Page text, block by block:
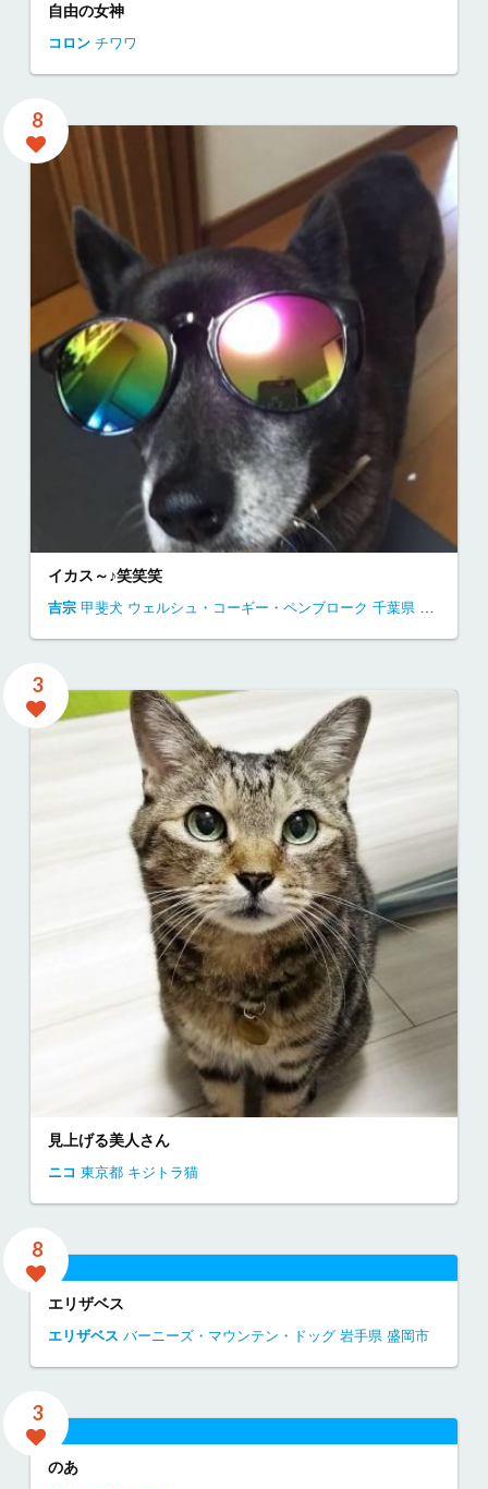
自由の女神
コロン チワワ
8
イカス～♪笑笑笑
吉宗 甲斐犬 ウェルシュ・コーギー・ペンブローク 千葉県
3
見上げる美人さん
ニコ 東京都 キジトラ猫
8
エリザベス
エリザベス バーニーズ・マウンテン・ドッグ 岩手県 盛岡市
3
のあ